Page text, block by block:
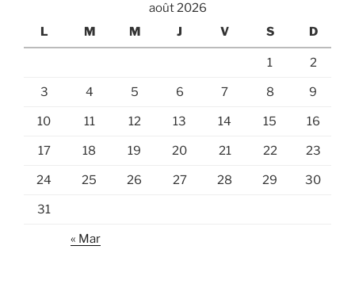
août 2026
L
M M J V S D
1 2
3 4 5 6 7 8 9
10 11 12 13 14 15 16
17 18 19 20 21 22 23
24 25 26 27 28 29 30
31
« Mar